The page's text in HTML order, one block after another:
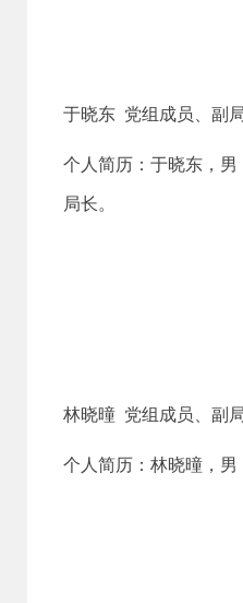
于晓东 党组成员、副
个人简历：于晓东，男
局长。
林晓曈 党组成员、副
个人简历：林晓曈，男